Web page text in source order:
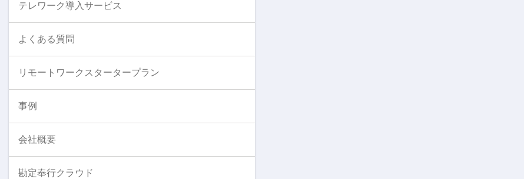
テレワーク導入サービス
よくある質問
リモートワークスタータープラン
事例
会社概要
勘定奉行クラウド